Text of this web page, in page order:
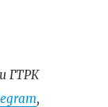
ГТРК
,